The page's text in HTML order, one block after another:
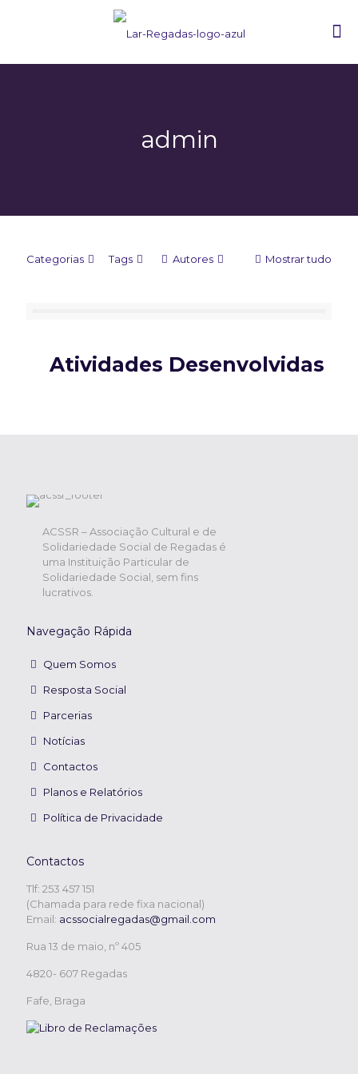
admin
Categorias Tags Autores Mostrar tudo
Atividades Desenvolvidas
ACSSR – Associação Cultural e de
Solidariedade Social de Regadas é
uma Instituição Particular de
Solidariedade Social, sem fins
lucrativos.
Navegação Rápida
Quem Somos
Resposta Social
Parcerias
Notícias
Contactos
Planos e Relatórios
Política de Privacidade
Contactos
Tlf: 253 457 151
(Chamada para rede fixa nacional)
Email: acssocialregadas@gmail.com
Rua 13 de maio, nº 405
4820- 607 Regadas
Fafe, Braga